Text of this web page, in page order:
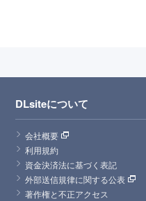
DLsiteについて
会社概要
利用規約
資金決済法に基づく表記
外部送信規律に関する公表
著作権と不正アクセス